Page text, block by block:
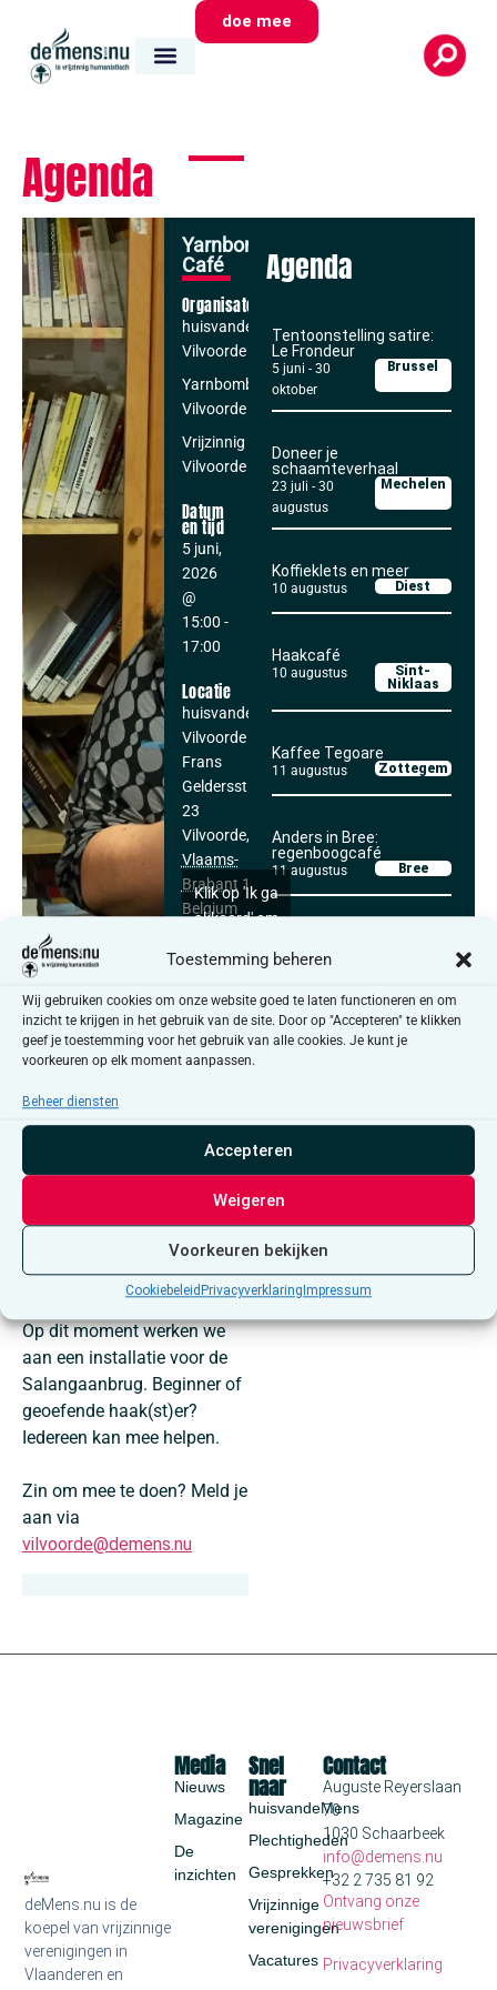
Toestemming beheren
Wij gebruiken cookies om onze website goed te laten functioneren en om
inzicht te krijgen in het gebruik van de site. Door op "Accepteren" te klikken
geef je toestemming voor het gebruik van alle cookies. Je kunt je
voorkeuren op elk moment aanpassen.
Beheer diensten
Accepteren
Weigeren
Voorkeuren bekijken
Cookiebeleid Privacyverklaring Impressum
doe mee
Agenda
Yarnbombing
Café
Organisator
huisvandeMens
Vilvoorde
Yarnbombing
Vilvoorde
Vrijzinnig
Vilvoorde
Datum
en tijd
5 juni,
2026
@
15:00 -
17:00
Locatie
huisvandeMens
Vilvoorde
Frans
Geldersstraat
23
Vilvoorde,
Vlaams-
Brabant 1800
Belgium
Klik op 'Ik ga
akkoord' om
maps in te
schakelen
Cookiebeleid
Ik ga akkoord
We komen elke vrijdag
samen bij een tas koffie of
thee om aan verschillende
streetartprojecten te werken.
Op dit moment werken we
aan een installatie voor de
Salangaanbrug. Beginner of
geoefende haak(st)er?
Iedereen kan mee helpen.
Zin om mee te doen? Meld je
aan via
vilvoorde@demens.nu
Agenda
Tentoonstelling satire:
Le Frondeur
5 juni - 30
oktober
Brussel
Doneer je
schaamteverhaal
23 juli - 30
augustus
Mechelen
Koffieklets en meer
10 augustus Diest
Haakcafé
10 augustus
Sint-
Niklaas
Kaffee Tegoare
11 augustus Zottegem
Anders in Bree:
regenboogcafé
11 augustus Bree
Alle activiteiten
deMens.nu is de
koepel van vrijzinnige
verenigingen in
Vlaanderen en
Snel
naar
huisvandeMens
Plechtigheden
Gesprekken
Vrijzinnige
verenigingen
Vacatures
Media
Nieuws
Magazine
De
inzichten
Contact
Auguste Reyerslaan
70
1030 Schaarbeek
info@demens.nu
+32 2 735 81 92
Ontvang onze
nieuwsbrief
Privacyverklaring